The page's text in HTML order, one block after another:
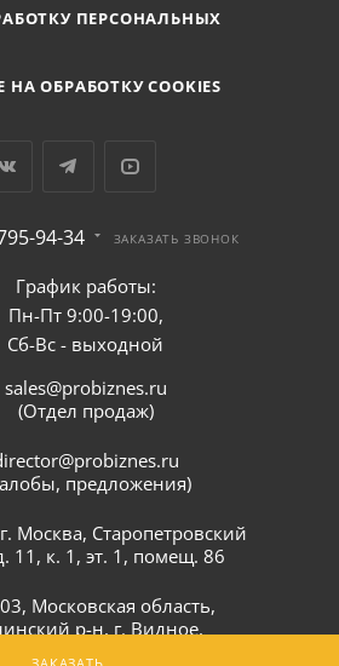
ПЕРСОНАЛЬНЫХ
ОБРАБОТКУ COOKIES
94-34 ЗАКАЗАТЬ ЗВОНОК
График работы:
Пн-Пт 9:00-19:00,
Сб-Вс - выходной
sales@probiznes.ru
(Отдел продаж)
предложения)
Москва, Старопетровский
11, к. 1, эт. 1, помещ. 86
Московская область,
р-н, г. Видное,